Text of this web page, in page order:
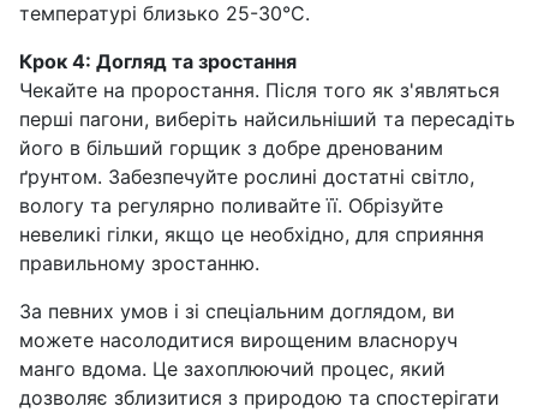
температурі близько 25-30°C.
Крок 4: Догляд та зростання
Чекайте на проростання. Після того як з'являться
перші пагони, виберіть найсильніший та пересадіть
його в більший горщик з добре дренованим
ґрунтом. Забезпечуйте рослині достатні світло,
вологу та регулярно поливайте її. Обрізуйте
невеликі гілки, якщо це необхідно, для сприяння
правильному зростанню.
За певних умов і зі спеціальним доглядом, ви
можете насолодитися вирощеним власноруч
манго вдома. Це захоплюючий процес, який
дозволяє зблизитися з природою та спостерігати